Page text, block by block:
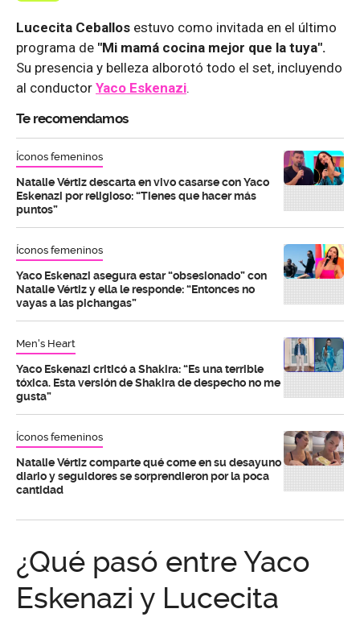
Lucecita Ceballos estuvo como invitada en el último
programa de "Mi mamá cocina mejor que la tuya".
Su presencia y belleza alborotó todo el set, incluyendo
al conductor Yaco Eskenazi.
Te recomendamos
Íconos femeninos
Natalie Vértiz descarta en vivo casarse con Yaco
Eskenazi por religioso: “Tienes que hacer más
puntos”
Íconos femeninos
Yaco Eskenazi asegura estar “obsesionado” con
Natalie Vértiz y ella le responde: “Entonces no
vayas a las pichangas”
Men's Heart
Yaco Eskenazi criticó a Shakira: “Es una terrible
tóxica. Esta versión de Shakira de despecho no me
gusta”
Íconos femeninos
Natalie Vértiz comparte qué come en su desayuno
diario y seguidores se sorprendieron por la poca
cantidad
¿Qué pasó entre Yaco
Eskenazi y Lucecita